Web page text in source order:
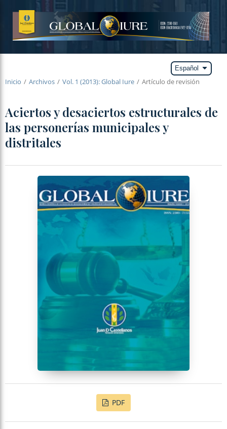
Español arrow_drop_down
Inicio / Archivos / Vol. 1 (2013): Global Iure / Artículo de revisión
Aciertos y desaciertos estructurales de
las personerías municipales y
distritales
PDF